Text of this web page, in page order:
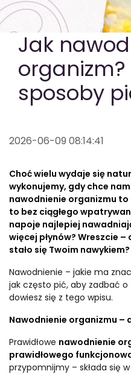
Jak
sposoby
2026-06-09 08:14:41
Choć wielu wydaje się
wykonujemy, gdy chce
nawodnienie organizmu
to bez ciągłego
napoje najlepiej
więcej płynów? Wreszcie
stało się Twoim
Nawodnienie – jakie ma
jak często pić, aby zadbać
dowiesz się z tego wpisu.
Nawodnienie organizmu –
Prawidłowe nawodnienie
prawidłowego
przypomnijmy – składa się